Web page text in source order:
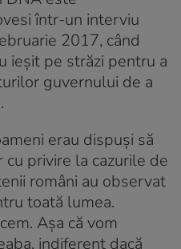
într-un interviu
2017, când
ieșit pe străzi pentru a
guvernului de a
erau dispuși să
privire la cazurile de
români au observat
toată lumea.
Așa că vom
indiferent dacă